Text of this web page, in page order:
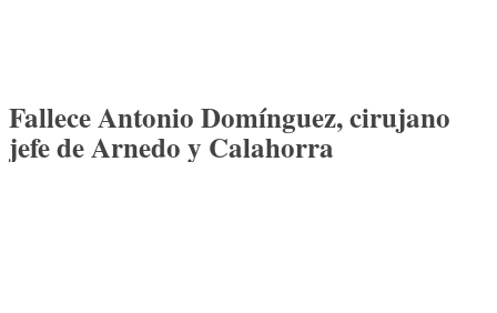
Fallece Antonio Domínguez, cirujano
jefe de Arnedo y Calahorra